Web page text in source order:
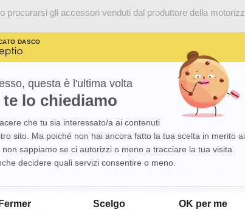
DASCOPRI DI PIÙ SU
Scopri
di
più
Axeptio
questa è l'ultima volta
te lo chiediamo
che tu sia interessato/a ai contenuti
sito. Ma poiché non hai ancora fatto la tua scelta in merito ai
non sappiamo se ci autorizzi o meno a tracciare la tua visita.
decidere quali servizi consentire o meno.
Fermer Scelgo OK per me
Axeptio consent
gli accessori venduti dal produttore della
a usura, cioè suscettibili di rompersi con l’uso. Tra
, igiunti e cardani, lecinture... Stai tranquillo, da
numero di
,
, lelamelle finali curve, leguide graffiate... Offriamo
diretto fabbrica!